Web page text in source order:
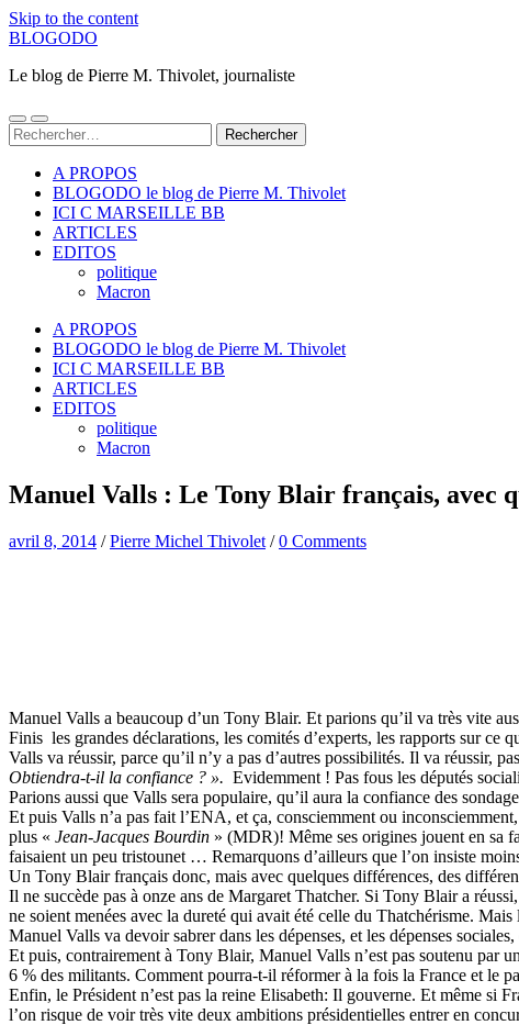
Skip to the content
BLOGODO
Le blog de Pierre M. Thivolet, journaliste
Toggle
mobile
Toggle
search
Rechercher :
A PROPOS
BLOGODO le blog de Pierre M. Thivolet
ICI C MARSEILLE BB
ARTICLES
EDITOS
politique
Macron
A PROPOS
BLOGODO le blog de Pierre M. Thivolet
ICI C MARSEILLE BB
ARTICLES
EDITOS
politique
Macron
Manuel Valls : Le Tony Blair français, avec
avril 8, 2014 /Pierre Michel Thivolet /0 Comments
Manuel Valls a beaucoup d’un Tony Blair. Et parions qu’il va très vite
Finis les grandes déclarations, les comités d’experts, les rapports sur ce
Valls va réussir, parce qu’il n’y a pas d’autres possibilités. Il va réussir,
Obtiendra-t-il la confiance ? ». Evidemment ! Pas fous les députés
Parions aussi que Valls sera populaire, qu’il aura la confiance des
Et puis Valls n’a pas fait l’ENA, et ça, consciemment ou
plus « Jean-Jacques Bourdin » (MDR)! Même ses origines jouent en sa
faisaient un peu tristounet … Remarquons d’ailleurs que l’on insiste
Un Tony Blair français donc, mais avec quelques différences, des
Il ne succède pas à onze ans de Margaret Thatcher. Si Tony Blair a
ne soient menées avec la dureté qui avait été celle du Thatchérisme.
Manuel Valls va devoir sabrer dans les dépenses, et les dépenses
Et puis, contrairement à Tony Blair, Manuel Valls n’est pas soutenu par
6 % des militants. Comment pourra-t-il réformer à la fois la France et le
Enfin, le Président n’est pas la reine Elisabeth: Il gouverne. Et même si
l’on risque de voir très vite deux ambitions présidentielles entrer en